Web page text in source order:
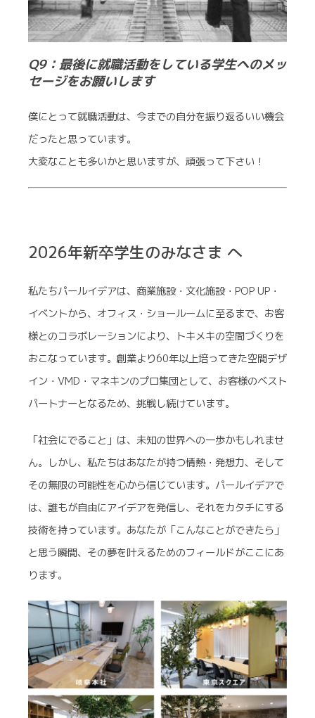
Q9：最後に就職活動をしている学生へのメッ
セージをお願いします
僕にとって就職活動は、今までの自分を振り返るいい機会
だったと思っています。
大変なことも多いかと思いますが、頑張って下さい！
2026年新卒学生のみなさま へ
私たちパールイデアは、商業施設・文化施設・POP UP・
イベントから、オフィス・ショールームに至るまで、お客
様とのコラボレーションにより、トキメキの空間づくりを
おこなっています。創業より60年以上培ってきた空間デザ
イン・VMD・マネキンのプロ集団として、お客様のベスト
パートナーとなるため、挑戦し続けています。
「社会にでること」は、未知の世界への一歩かもしれませ
ん。しかし、私たちはあなたが持つ情熱・発想力、そして
その無限の可能性を心から信じています。パールイデアで
は、誰もが自由にアイデアを発信し、それをカタチにする
技術を持っています。あなたが「こんなことができたら」
と思う瞬間、その夢を叶えるためのフィールドがここにあ
ります。